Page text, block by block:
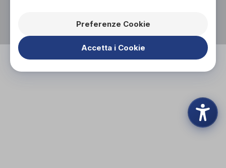
BERTOLINO.SARA@GMAIL.COM
WHATSAPP
Preferenze Cookie
Accetta i Cookie